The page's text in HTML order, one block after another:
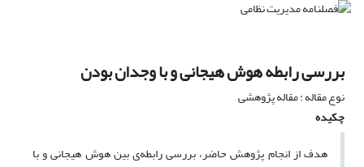
بررسی رابطه هوش هیجانی و با وجدان بودن
نوع مقاله : مقاله پژوهشی
چکیده
هدف از انجام پژوهش حاضر، بررسی رابطه‌‌ی بین هوش هیجانی و با